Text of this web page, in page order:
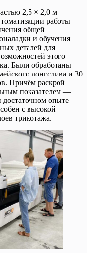
2,5 × 2,0 м
работы
общей
и обучения
деталей для
этого
Были обработаны
лонгслива и 30
Причём раскрой
показателем —
достаточном опыте
с высокой
трикотажа.